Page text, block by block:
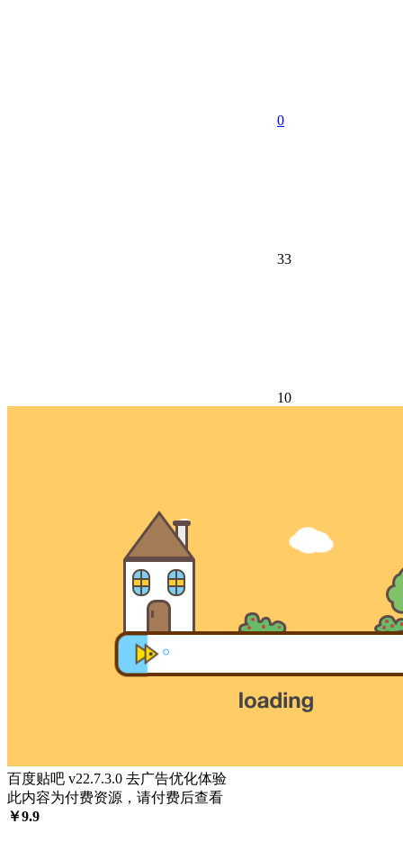
0
33
10
百度贴吧 v22.7.3.0 去广告优化体验
此内容为付费资源，请付费后查看
￥9.9